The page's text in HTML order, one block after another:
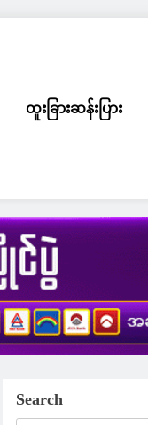
ထူးခြားဆန်းပြား
Search